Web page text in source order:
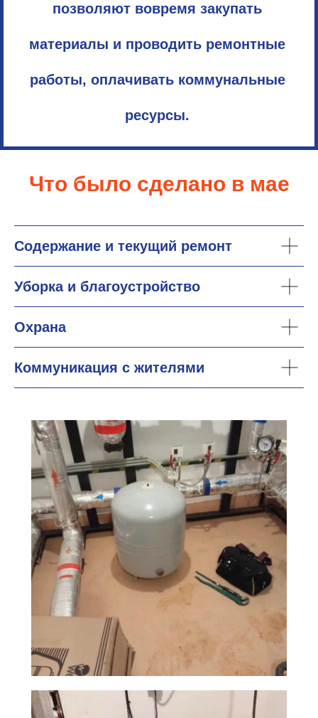
позволяют вовремя закупать
материалы и проводить ремонтные
работы, оплачивать коммунальные
ресурсы.
Что было сделано в мае
Содержание и текущий ремонт
Уборка и благоустройство
Охрана
Коммуникация с жителями